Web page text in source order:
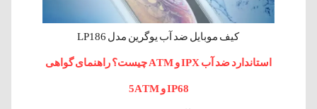
کیف موبایل ضد آب یوگرین مدل LP186
استاندارد ضد آب IPX و ATM چیست؟ راهنمای گواهی
IP68 و 5ATM